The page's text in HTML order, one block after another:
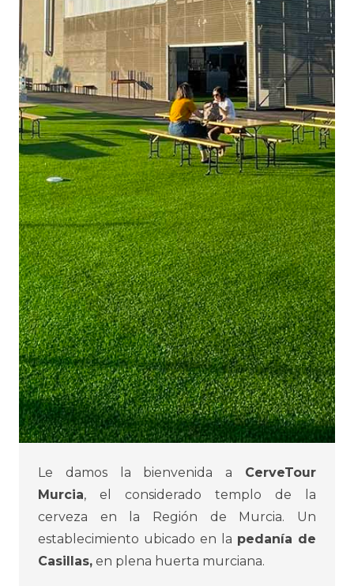
Le damos la bienvenida a CerveTour
Murcia, el considerado templo de la
cerveza en la Región de Murcia. Un
establecimiento ubicado en la pedanía de
Casillas, en plena huerta murciana.